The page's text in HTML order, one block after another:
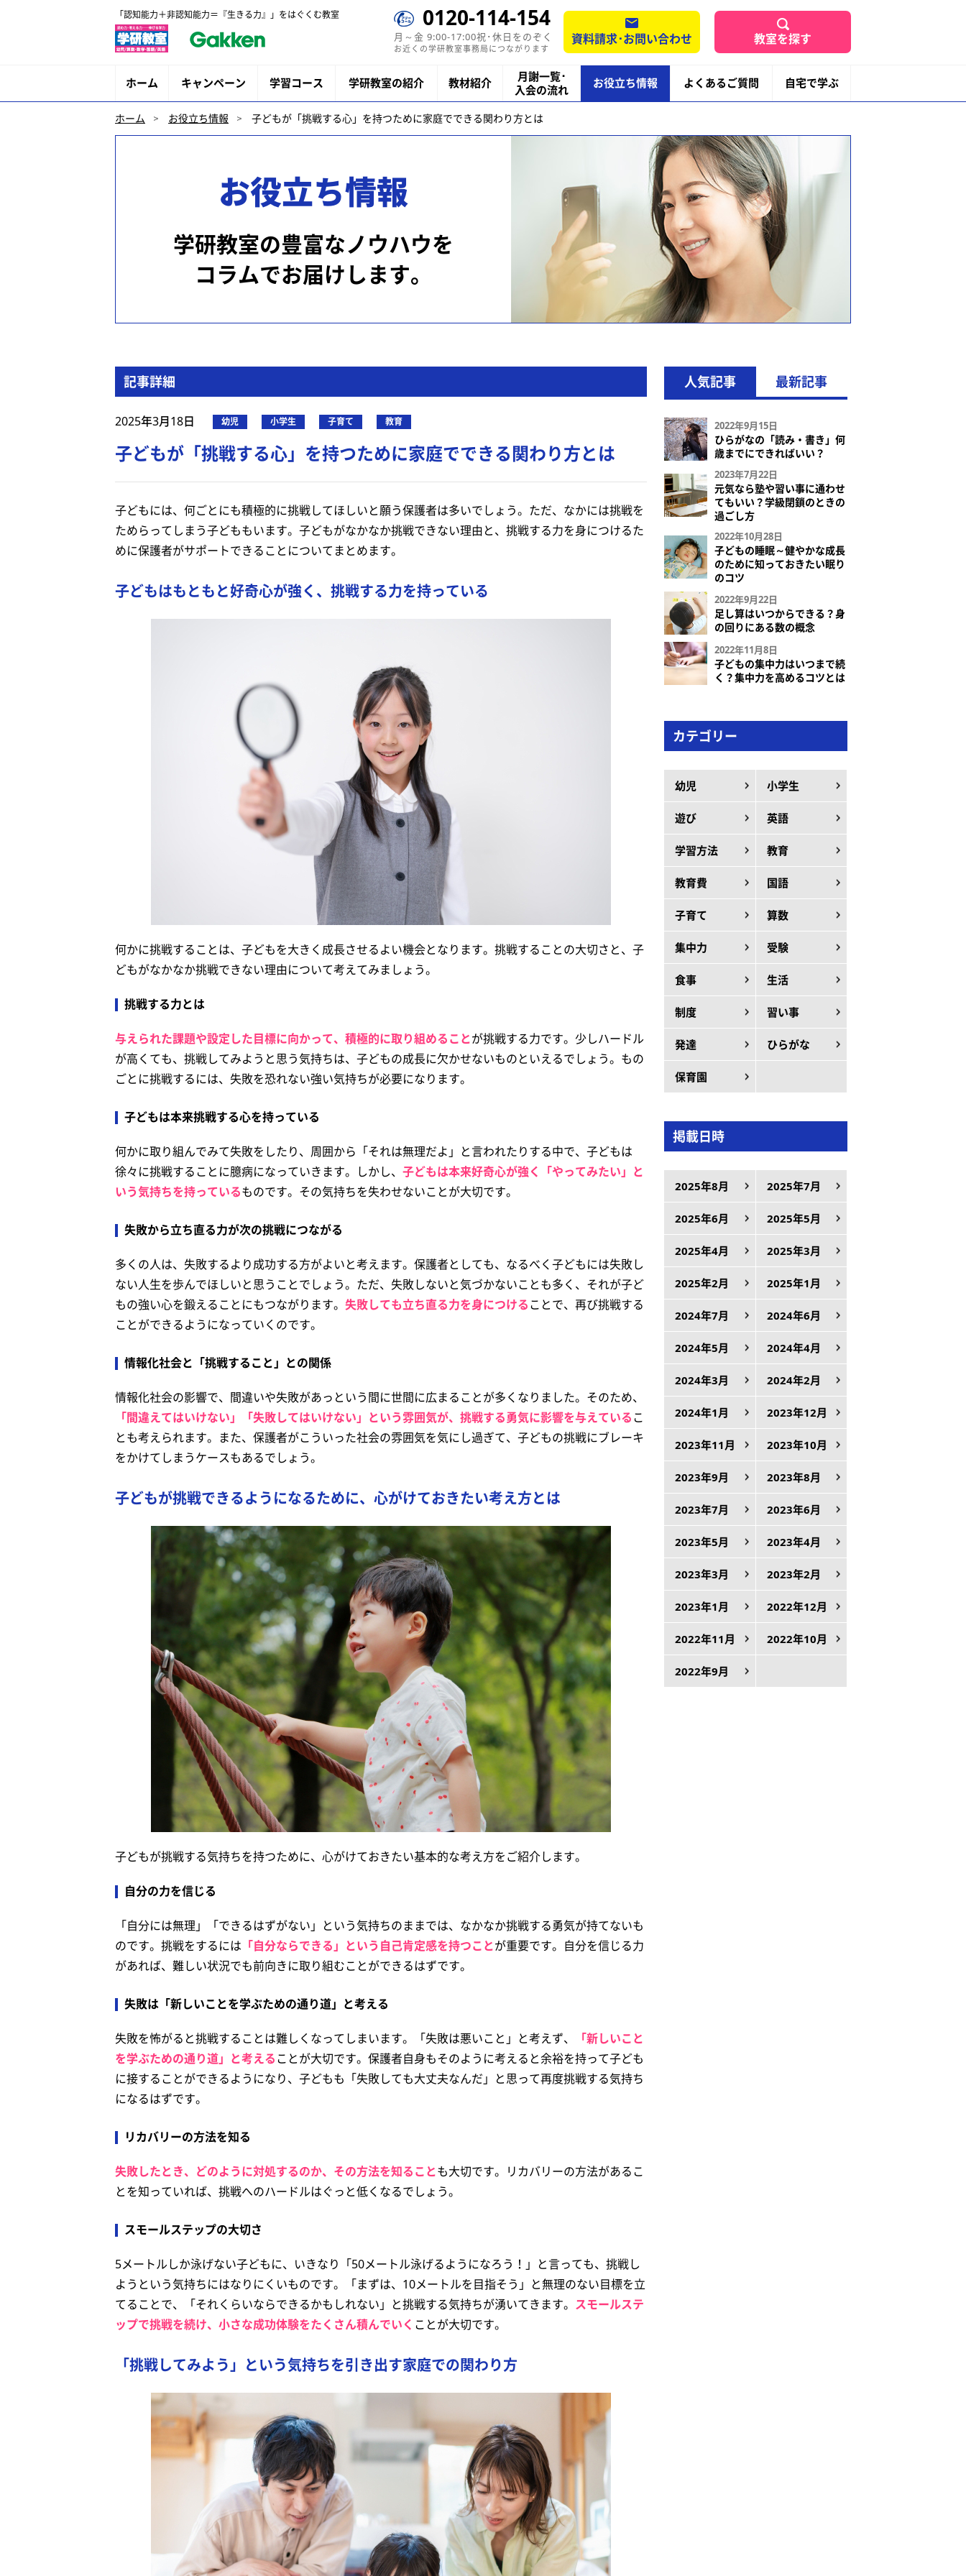
「認知能力＋非認知能力＝『生きる力』」をはぐくむ教室 0120-114-154
月～金 9:00-17:00祝･休日をのぞく
お近くの学研教室事務局につながります
資料請求･お問い合わせ 教室を探す
ホーム キャンペーン 学習コース 学研教室の紹介 教材紹介
月謝一覧･
入会の流れ
お役立ち情報 よくあるご質問 自宅で学ぶ
ホーム お役立ち情報 子どもが「挑戦する心」を持つために家庭でできる関わり方とは
お役立ち情報
学研教室の豊富なノウハウを
コラムでお届けします。
記事詳細
2025年3月18日 幼児 小学生 子育て 教育
子どもが「挑戦する心」を持つために家庭でできる関わり方とは
子どもには、何ごとにも積極的に挑戦してほしいと願う保護者は多いでしょう。ただ、なかには挑戦を
ためらってしまう子どももいます。子どもがなかなか挑戦できない理由と、挑戦する力を身につけるた
めに保護者がサポートできることについてまとめます。
子どもはもともと好奇心が強く、挑戦する力を持っている
何かに挑戦することは、子どもを大きく成長させるよい機会となります。挑戦することの大切さと、子
どもがなかなか挑戦できない理由について考えてみましょう。
挑戦する力とは
与えられた課題や設定した目標に向かって、積極的に取り組めることが挑戦する力です。少しハードル
が高くても、挑戦してみようと思う気持ちは、子どもの成長に欠かせないものといえるでしょう。もの
ごとに挑戦するには、失敗を恐れない強い気持ちが必要になります。
子どもは本来挑戦する心を持っている
何かに取り組んでみて失敗をしたり、周囲から「それは無理だよ」と言われたりする中で、子どもは
徐々に挑戦することに臆病になっていきます。しかし、 子どもは本来好奇心が強く「やってみたい」と
いう気持ちを持っているものです。その気持ちを失わせないことが大切です。
失敗から立ち直る力が次の挑戦につながる
多くの人は、失敗するより成功する方がよいと考えます。保護者としても、なるべく子どもには失敗し
ない人生を歩んでほしいと思うことでしょう。ただ、失敗しないと気づかないことも多く、それが子ど
もの強い心を鍛えることにもつながります。 失敗しても立ち直る力を身につけることで、再び挑戦する
ことができるようになっていくのです。
情報化社会と「挑戦すること」との関係
情報化社会の影響で、間違いや失敗があっという間に世間に広まることが多くなりました。そのため、
「間違えてはいけない」「失敗してはいけない」という雰囲気が、挑戦する勇気に影響を与えているこ
とも考えられます。また、保護者がこういった社会の雰囲気を気にし過ぎて、子どもの挑戦にブレーキ
をかけてしまうケースもあるでしょう。
子どもが挑戦できるようになるために、心がけておきたい考え方とは
子どもが挑戦する気持ちを持つために、心がけておきたい基本的な考え方をご紹介します。
自分の力を信じる
「自分には無理」「できるはずがない」という気持ちのままでは、なかなか挑戦する勇気が持てないも
のです。挑戦をするには 「自分ならできる」という自己肯定感を持つことが重要です。自分を信じる力
があれば、難しい状況でも前向きに取り組むことができるはずです。
失敗は「新しいことを学ぶための通り道」と考える
失敗を怖がると挑戦することは難しくなってしまいます。「失敗は悪いこと」と考えず、
「新しいこと
を学ぶための通り道」と考えることが大切です。保護者自身もそのように考えると余裕を持って子ども
に接することができるようになり、子どもも「失敗しても大丈夫なんだ」と思って再度挑戦する気持ち
になるはずです。
リカバリーの方法を知る
失敗したとき、どのように対処するのか、その方法を知ることも大切です。リカバリーの方法があるこ
とを知っていれば、挑戦へのハードルはぐっと低くなるでしょう。
スモールステップの大切さ
5メートルしか泳げない子どもに、いきなり「50メートル泳げるようになろう！」と言っても、挑戦し
ようという気持ちにはなりにくいものです。「まずは、10メートルを目指そう」と無理のない目標を立
てることで、「それくらいならできるかもしれない」と挑戦する気持ちが湧いてきます。 スモールステ
ップで挑戦を続け、小さな成功体験をたくさん積んでいく ことが大切です。
「挑戦してみよう」という気持ちを引き出す家庭での関わり方
人気記事
2022年9月15日
ひらがなの「読み・書き」何
歳までにできればいい？
2023年7月22日
元気なら塾や習い事に通わせ
てもいい？学級閉鎖のときの
過ごし方
2022年10月28日
子どもの睡眠～健やかな成長
のために知っておきたい眠り
のコツ
2022年9月22日
足し算はいつからできる？身
の回りにある数の概念
2022年11月8日
子どもの集中力はいつまで続
く？集中力を高めるコツとは
最新記事
カテゴリー
幼児 小学生
遊び 英語
学習方法 教育
教育費 国語
子育て 算数
集中力 受験
食事 生活
制度 習い事
発達 ひらがな
保育園
掲載日時
2025年8月 2025年7月
2025年6月 2025年5月
2025年4月 2025年3月
2025年2月 2025年1月
2024年7月 2024年6月
2024年5月 2024年4月
2024年3月 2024年2月
2024年1月 2023年12月
2023年11月 2023年10月
2023年9月 2023年8月
2023年7月 2023年6月
2023年5月 2023年4月
2023年3月 2023年2月
2023年1月 2022年12月
2022年11月 2022年10月
2022年9月